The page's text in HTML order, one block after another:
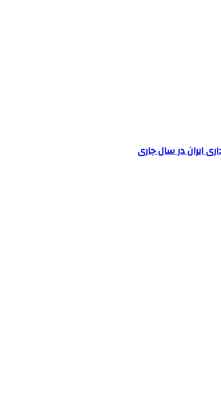
ایران در سال جاری